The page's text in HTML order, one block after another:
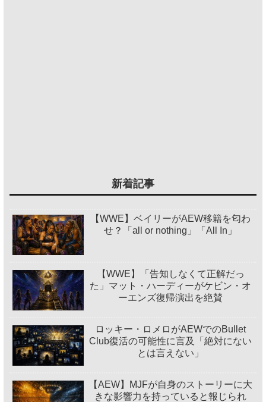
新着記事
【WWE】ベイリーがAEW移籍を匂わ
せ？「all or nothing」「All In」
【WWE】「告知しなくて正解だっ
た」マット・ハーディーがケビン・オ
ーエンズ復帰演出を絶賛
ロッキー・ロメロがAEWでのBullet
Club復活の可能性に言及「絶対にない
とは言えない」
【AEW】MJFが自身のストーリーに大
きな影響力を持っていると報じられ